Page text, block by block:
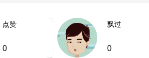
点赞
0
飘过
0